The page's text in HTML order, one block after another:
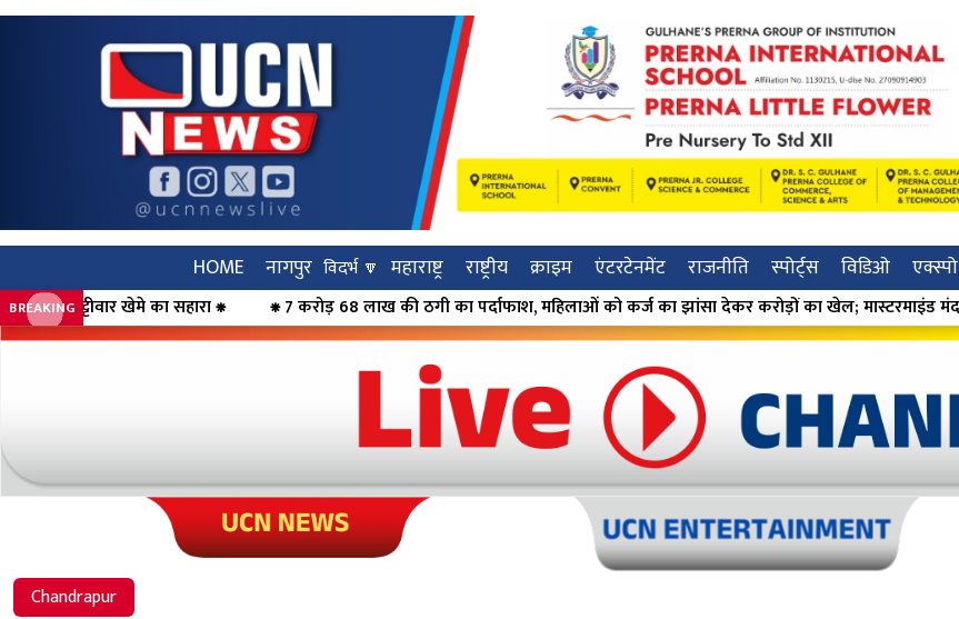
HOME नागपुर विदर्भ 🔽 महाराष्ट्र राष्ट्रीय क्राइम एंटरटेनमेंट राजनीति स्पोर्ट्स विडिओ एक्स्पो
BREAKING
⁕ ⁕ 7 करोड़ 68 लाख की ठगी का पर्दाफाश, महिलाओं को कर्ज का झांसा देकर करोड़ों का खेल; मास्टरमाइंड मंदा गुमगावकर गिरफ्तार ⁕
Click to visit UCN News
Chandrapur